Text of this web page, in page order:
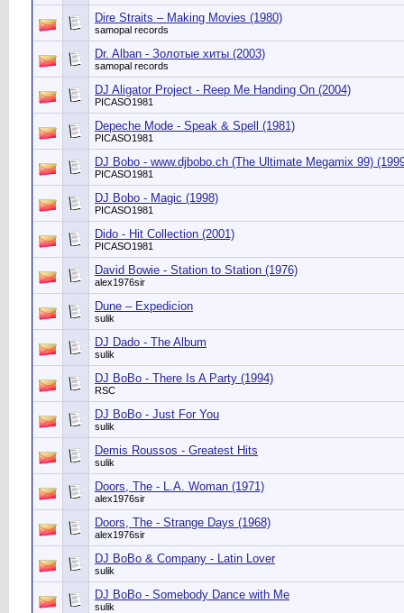
Dire Straits – Making Movies (1980)
samopal records
Dr. Alban - Золотые хиты (2003)
samopal records
DJ Aligator Project - Reep Me Handing On (2004)
PICASO1981
Depeche Mode - Speak & Spell (1981)
PICASO1981
DJ Bobo - www.djbobo.ch (The Ultimate Megamix 99)
PICASO1981
DJ Bobo - Magic (1998)
PICASO1981
Dido - Hit Collection (2001)
PICASO1981
David Bowie - Station to Station (1976)
alex1976sir
Dune ‎– Expedicion
sulik
DJ Dado - The Album
sulik
DJ BoBo - There Is A Party (1994)
RSC
DJ BoBo - Just For You
sulik
Demis Roussos - Greatest Hits
sulik
Doors, The - L.A. Woman (1971)
alex1976sir
Doors, The - Strange Days (1968)
alex1976sir
DJ BoBo & Company - Latin Lover
sulik
DJ BoBo - Somebody Dance with Me
sulik